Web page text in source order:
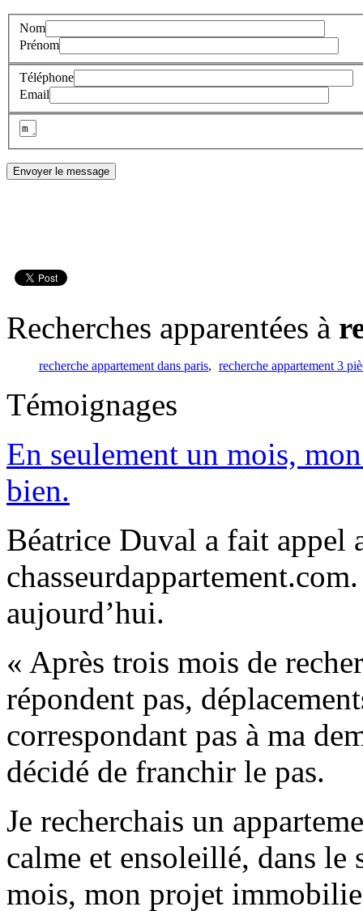
Nom
Prénom
Téléphone
Email
Recherches apparentées à
recherche appartement dans paris, recherche appartement 3
Témoignages
En seulement un mois,
bien.
Béatrice Duval a fait appel
aujourd’hui.
« Après trois mois de
répondent pas,
correspondant pas à ma
décidé de franchir le pas.
Je recherchais un
calme et ensoleillé, dans le
mois, mon projet